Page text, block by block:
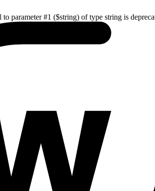
to parameter #1 ($string) of type string is